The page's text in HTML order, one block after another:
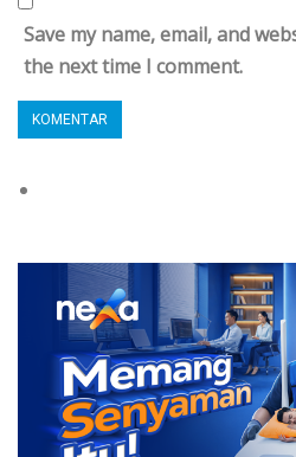
Save my name, email, and
the next time I comment.